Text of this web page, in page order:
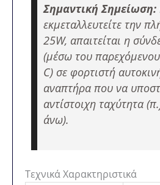
Σημαντική Σημείωση:
εκμεταλλευτείτε την
25W, απαιτείται η
(μέσω του
C) σε φορτιστή
αναπτήρα που να
αντίστοιχη ταχύτητα
άνω).
Τεχνικά Χαρακτηριστικά